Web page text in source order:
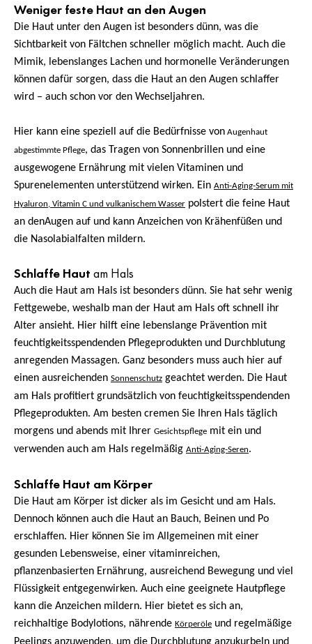
Weniger feste Haut an den Augen
Die Haut unter den Augen ist besonders dünn, was die
Sichtbarkeit von Fältchen schneller möglich macht. Auch die
Mimik, lebenslanges Lachen und hormonelle Veränderungen
können dafür sorgen, dass die Haut an den Augen schlaffer
wird – auch schon vor den Wechseljahren.
Hier kann eine speziell auf die Bedürfnisse von Augenhaut
abgestimmte Pflege, das Tragen von Sonnenbrillen und eine
ausgewogene Ernährung mit vielen Vitaminen und
Spurenelementen unterstützend wirken. Ein Anti-Aging-Serum mit
Hyaluron, Vitamin C und vulkanischem Wasser polstert die feine Haut
an denAugen auf und kann Anzeichen von Krähenfüßen und
die Nasolabialfalten mildern.
Schlaffe Haut am Hals
Auch die Haut am Hals ist besonders dünn. Sie hat sehr wenig
Fettgewebe, weshalb man der Haut am Hals oft schnell ihr
Alter ansieht. Hier hilft eine lebenslange Prävention mit
feuchtigkeitsspendenden Pflegeprodukten und Durchblutung
anregenden Massagen. Ganz besonders muss auch hier auf
einen ausreichenden Sonnenschutz geachtet werden. Die Haut
am Hals profitiert grundsätzlich von feuchtigkeitsspendenden
Pflegeprodukten. Am besten cremen Sie Ihren Hals täglich
morgens und abends mit Ihrer Gesichtspflege mit ein und
verwenden auch am Hals regelmäßig Anti-Aging-Seren.
Schlaffe Haut am Körper
Die Haut am Körper ist dicker als im Gesicht und am Hals.
Dennoch können auch die Haut an Bauch, Beinen und Po
erschlaffen. Hier können Sie im Allgemeinen mit einer
gesunden Lebensweise, einer vitaminreichen,
pflanzenbasierten Ernährung, ausreichend Bewegung und viel
Flüssigkeit entgegenwirken. Auch eine geeignete Hautpflege
kann die Anzeichen mildern. Hier bietet es sich an,
reichhaltige Bodylotions, nährende Körperöle und regelmäßige